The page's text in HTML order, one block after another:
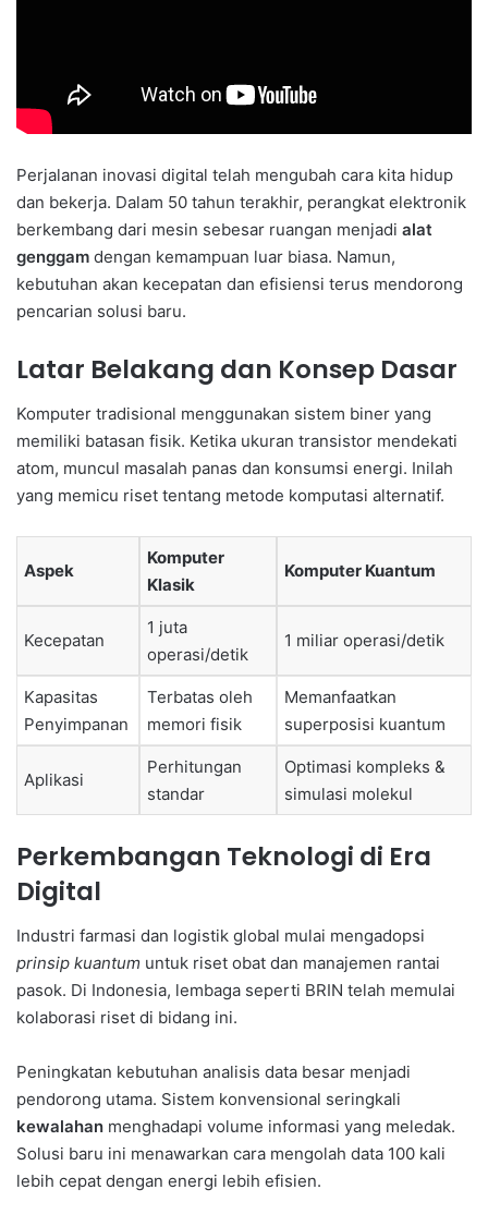
Perjalanan inovasi digital telah mengubah cara kita hidup
dan bekerja. Dalam 50 tahun terakhir, perangkat elektronik
berkembang dari mesin sebesar ruangan menjadi alat
genggam dengan kemampuan luar biasa. Namun,
kebutuhan akan kecepatan dan efisiensi terus mendorong
pencarian solusi baru.
Latar Belakang dan Konsep Dasar
Komputer tradisional menggunakan sistem biner yang
memiliki batasan fisik. Ketika ukuran transistor mendekati
atom, muncul masalah panas dan konsumsi energi. Inilah
yang memicu riset tentang metode komputasi alternatif.
Aspek
Komputer
Klasik
Komputer Kuantum
Kecepatan
1 juta
operasi/detik
1 miliar operasi/detik
Kapasitas
Penyimpanan
Terbatas oleh
memori fisik
Memanfaatkan
superposisi kuantum
Aplikasi
Perhitungan
standar
Optimasi kompleks &
simulasi molekul
Perkembangan Teknologi di Era
Digital
Industri farmasi dan logistik global mulai mengadopsi
prinsip kuantum untuk riset obat dan manajemen rantai
pasok. Di Indonesia, lembaga seperti BRIN telah memulai
kolaborasi riset di bidang ini.
Peningkatan kebutuhan analisis data besar menjadi
pendorong utama. Sistem konvensional seringkali
kewalahan menghadapi volume informasi yang meledak.
Solusi baru ini menawarkan cara mengolah data 100 kali
lebih cepat dengan energi lebih efisien.